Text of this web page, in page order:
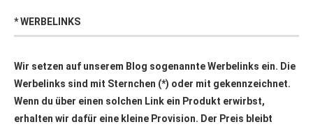
* WERBELINKS
Wir setzen auf unserem Blog sogenannte Werbelinks ein. Die
Werbelinks sind mit Sternchen (*) oder mit gekennzeichnet.
Wenn du über einen solchen Link ein Produkt erwirbst,
erhalten wir dafür eine kleine Provision. Der Preis bleibt